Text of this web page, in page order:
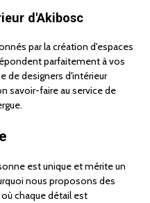
d'Akibosc
par la création d'espaces
parfaitement à vos
de designers d'intérieur
savoir-faire au service de
est unique et mérite un
nous proposons des
chaque détail est